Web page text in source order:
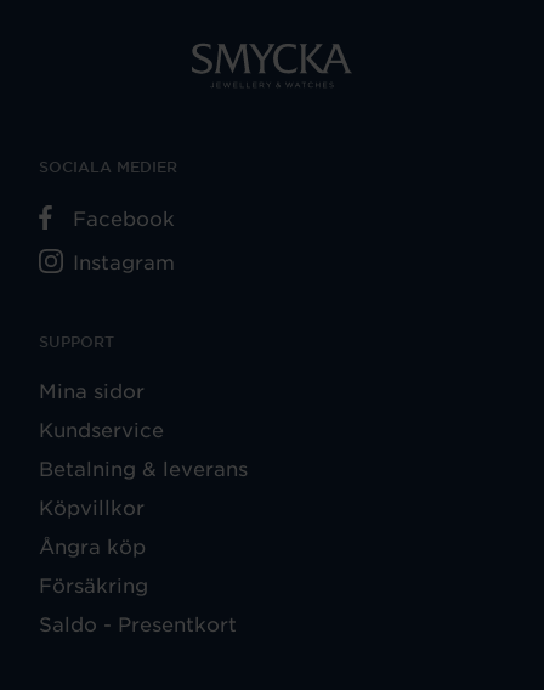
SUPPORT
Mina sidor
Kundservice
Betalning & leverans
Köpvillkor
Ångra köp
Försäkring
Saldo - Presentkort
SOCIALA MEDIER
Facebook
Instagram